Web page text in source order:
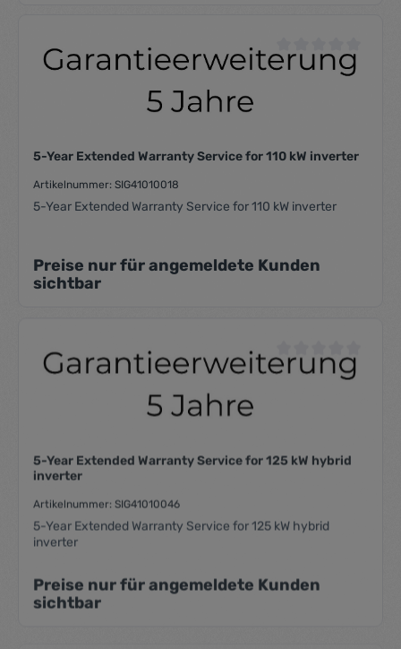
Durchschnittliche
5-Year Extended Warranty Service for 110 kW inverter
Artikelnummer: SIG41010018
5-Year Extended Warranty Service for 110 kW inverter
Preise nur für angemeldete Kunden
sichtbar
Durchschnittliche
5-Year Extended Warranty Service for 125 kW hybrid
inverter
Artikelnummer: SIG41010046
5-Year Extended Warranty Service for 125 kW hybrid
inverter
Preise nur für angemeldete Kunden
sichtbar